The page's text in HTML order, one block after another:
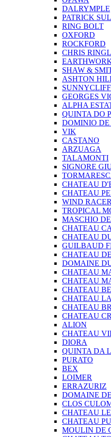
DALRYMPLE
PATRICK
RING BOLT
OXFORD
ROCKFORD
CHRIS
SHAW &
ASHTON
GEORGES
ALPHA
QUINTA DO
DOMINIO
VIK
CASTANO
ARZUAGA
TALAMONTI
SIGNORE
CHATEAU
CHATEAU
WIND RACER
TROPICAL
MASCHIO
CHATEAU
CHATEAU
GUILBAUD
CHATEAU
DOMAINE
CHATEAU
CHATEAU
CHATEAU
CHATEAU
CHATEAU
CHATEAU
ALION
CHATEAU
DIORA
QUINTA DA
PURATO
BEX
LOIMER
ERRAZURIZ
DOMAINE
CLOS
CHATEAU
CHATEAU
MOULIN DE